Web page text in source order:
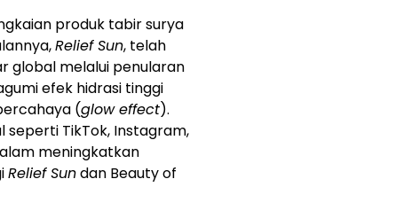
produk tabir surya
Relief Sun, telah
global melalui penularan
efek hidrasi tinggi
(glow effect).
TikTok, Instagram,
meningkatkan
Relief Sundan Beauty of